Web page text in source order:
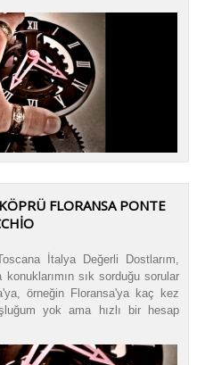
FLORANSA PONTE
İtalya Değerli Dostlarım,
sık sorduğu sorular
örneğin Floransa'ya kaç kez
yok ama hızlı bir hesap